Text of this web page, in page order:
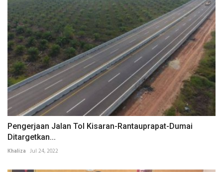
Pengerjaan Jalan Tol Kisaran-Rantauprapat-Dumai
Ditargetkan...
Khaliza Jul 24, 2022